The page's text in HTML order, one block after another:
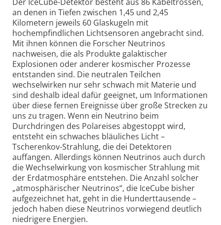
an denen in Tiefen zwischen 1,45 und 2,45
Kilometern jeweils 60 Glaskugeln mit
hochempfindlichen Lichtsensoren angebracht sind.
Mit ihnen können die Forscher Neutrinos
nachweisen, die als Produkte galaktischer
Explosionen oder anderer kosmischer Prozesse
entstanden sind. Die neutralen Teilchen
wechselwirken nur sehr schwach mit Materie und
sind deshalb ideal dafür geeignet, um Informationen
über diese fernen Ereignisse über große Strecken zu
uns zu tragen. Wenn ein Neutrino beim
Durchdringen des Polareises abgestoppt wird,
entsteht ein schwaches bläuliches Licht –
Tscherenkov-Strahlung, die dei Detektoren
auffangen. Allerdings können Neutrinos auch durch
die Wechselwirkung von kosmischer Strahlung mit
der Erdatmosphäre entstehen. Die Anzahl solcher
„atmosphärischer Neutrinos“, die IceCube bisher
aufgezeichnet hat, geht in die Hunderttausende –
jedoch haben diese Neutrinos vorwiegend deutlich
niedrigere Energien.